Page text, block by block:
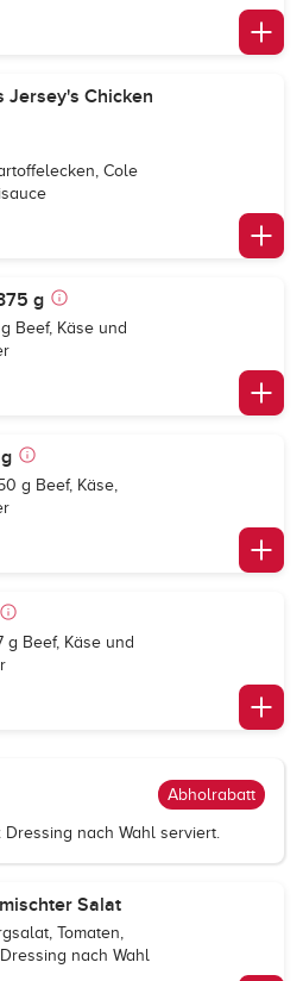
Jersey's Chicken
Cole
g
Beef, Käse und
g Beef, Käse,
g Beef, Käse und
Abholrabatt
nach Wahl serviert.
Salat
Tomaten,
nach Wahl